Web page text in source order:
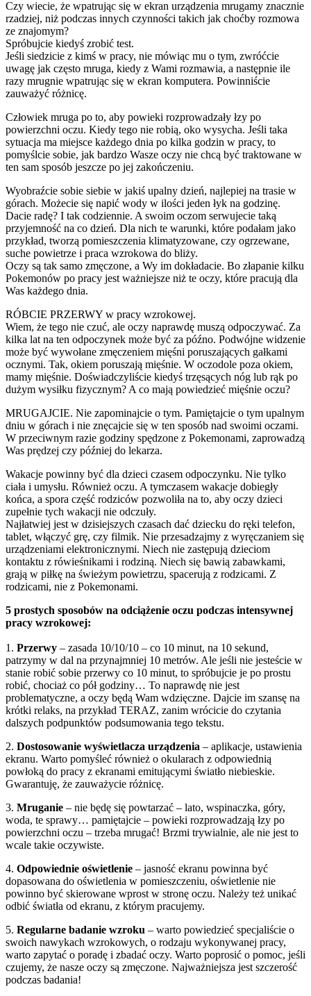
Czy wiecie, że wpatrując się w ekran urządzenia mrugamy znacznie
rzadziej, niż podczas innych czynności takich jak choćby rozmowa
ze znajomym?
Spróbujcie kiedyś zrobić test.
Jeśli siedzicie z kimś w pracy, nie mówiąc mu o tym, zwróćcie
uwagę jak często mruga, kiedy z Wami rozmawia, a następnie ile
razy mrugnie wpatrując się w ekran komputera. Powinniście
zauważyć różnicę.
Człowiek mruga po to, aby powieki rozprowadzały łzy po
powierzchni oczu. Kiedy tego nie robią, oko wysycha. Jeśli taka
sytuacja ma miejsce każdego dnia po kilka godzin w pracy, to
pomyślcie sobie, jak bardzo Wasze oczy nie chcą być traktowane w
ten sam sposób jeszcze po jej zakończeniu.
Wyobraźcie sobie siebie w jakiś upalny dzień, najlepiej na trasie w
górach. Możecie się napić wody w ilości jeden łyk na godzinę.
Dacie radę? I tak codziennie. A swoim oczom serwujecie taką
przyjemność na co dzień. Dla nich te warunki, które podałam jako
przykład, tworzą pomieszczenia klimatyzowane, czy ogrzewane,
suche powietrze i praca wzrokowa do bliży.
Oczy są tak samo zmęczone, a Wy im dokładacie. Bo złapanie kilku
Pokemonów po pracy jest ważniejsze niż te oczy, które pracują dla
Was każdego dnia.
RÓBCIE PRZERWY w pracy wzrokowej.
Wiem, że tego nie czuć, ale oczy naprawdę muszą odpoczywać. Za
kilka lat na ten odpoczynek może być za późno. Podwójne widzenie
może być wywołane zmęczeniem mięśni poruszających gałkami
ocznymi. Tak, okiem poruszają mięśnie. W oczodole poza okiem,
mamy mięśnie. Doświadczyliście kiedyś trzęsących nóg lub rąk po
dużym wysiłku fizycznym? A co mają powiedzieć mięśnie oczu?
MRUGAJCIE. Nie zapominajcie o tym. Pamiętajcie o tym upalnym
dniu w górach i nie znęcajcie się w ten sposób nad swoimi oczami.
W przeciwnym razie godziny spędzone z Pokemonami, zaprowadzą
Was prędzej czy później do lekarza.
Wakacje powinny być dla dzieci czasem odpoczynku. Nie tylko
ciała i umysłu. Również oczu. A tymczasem wakacje dobiegły
końca, a spora część rodziców pozwoliła na to, aby oczy dzieci
zupełnie tych wakacji nie odczuły.
Najłatwiej jest w dzisiejszych czasach dać dziecku do ręki telefon,
tablet, włączyć grę, czy filmik. Nie przesadzajmy z wyręczaniem się
urządzeniami elektronicznymi. Niech nie zastępują dzieciom
kontaktu z rówieśnikami i rodziną. Niech się bawią zabawkami,
grają w piłkę na świeżym powietrzu, spacerują z rodzicami. Z
rodzicami, nie z Pokemonami.
5 prostych sposobów na odciążenie oczu podczas intensywnej
pracy wzrokowej:
1. Przerwy – zasada 10/10/10 – co 10 minut, na 10 sekund,
patrzymy w dal na przynajmniej 10 metrów. Ale jeśli nie jesteście w
stanie robić sobie przerwy co 10 minut, to spróbujcie je po prostu
robić, chociaż co pół godziny… To naprawdę nie jest
problematyczne, a oczy będą Wam wdzięczne. Dajcie im szansę na
krótki relaks, na przykład TERAZ, zanim wrócicie do czytania
dalszych podpunktów podsumowania tego tekstu.
2. Dostosowanie wyświetlacza urządzenia – aplikacje, ustawienia
ekranu. Warto pomyśleć również o okularach z odpowiednią
powłoką do pracy z ekranami emitującymi światło niebieskie.
Gwarantuję, że zauważycie różnicę.
3. Mruganie – nie będę się powtarzać – lato, wspinaczka, góry,
woda, te sprawy… pamiętajcie – powieki rozprowadzają łzy po
powierzchni oczu – trzeba mrugać! Brzmi trywialnie, ale nie jest to
wcale takie oczywiste.
4. Odpowiednie oświetlenie – jasność ekranu powinna być
dopasowana do oświetlenia w pomieszczeniu, oświetlenie nie
powinno być skierowane wprost w stronę oczu. Należy też unikać
odbić światła od ekranu, z którym pracujemy.
5. Regularne badanie wzroku – warto powiedzieć specjaliście o
swoich nawykach wzrokowych, o rodzaju wykonywanej pracy,
warto zapytać o poradę i zbadać oczy. Warto poprosić o pomoc, jeśli
czujemy, że nasze oczy są zmęczone. Najważniejsza jest szczerość
podczas badania!